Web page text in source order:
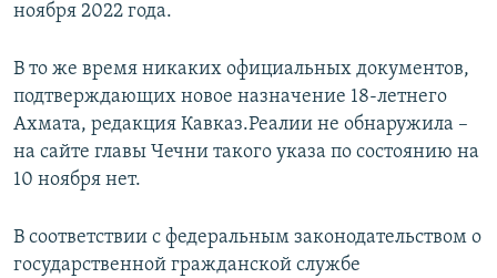
ноября 2022 года.
В то же время никаких официальных документов,
подтверждающих новое назначение 18-летнего
Ахмата, редакция Кавказ.Реалии не обнаружила –
на сайте главы Чечни такого указа по состоянию на
10 ноября нет.
В соответствии с федеральным законодательством о
государственной гражданской службе